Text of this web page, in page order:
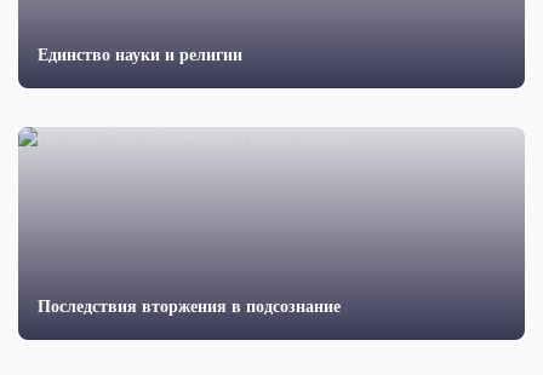
Единство науки и религии
Последствия вторжения в подсознание